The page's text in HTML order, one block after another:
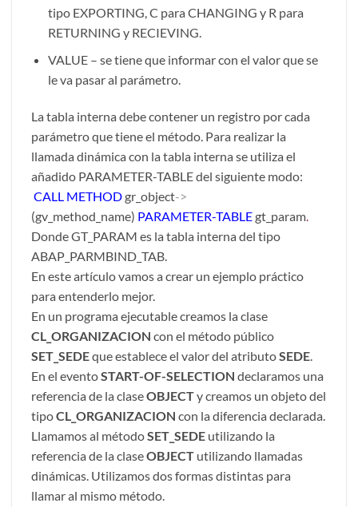
tipo EXPORTING, C para CHANGING y R para
RETURNING y RECIEVING.
VALUE – se tiene que informar con el valor que se
le va pasar al parámetro.
La tabla interna debe contener un registro por cada
parámetro que tiene el método. Para realizar la
llamada dinámica con la tabla interna se utiliza el
añadido PARAMETER-TABLE del siguiente modo:
CALL METHODgr_object->
(gv_method_name) PARAMETER-TABLEgt_param.
Donde GT_PARAM es la tabla interna del tipo
ABAP_PARMBIND_TAB.
En este artículo vamos a crear un ejemplo práctico
para entenderlo mejor.
En un programa ejecutable creamos la clase
CL_ORGANIZACION con el método público
SET_SEDEque establece el valor del atributoSEDE.
En el eventoSTART-OF-SELECTION declaramos una
referencia de la claseOBJECTy creamos un objeto del
tipoCL_ORGANIZACION con la diferencia declarada.
Llamamos al métodoSET_SEDE utilizando la
referencia de la claseOBJECT utilizando llamadas
dinámicas. Utilizamos dos formas distintas para
llamar al mismo método.